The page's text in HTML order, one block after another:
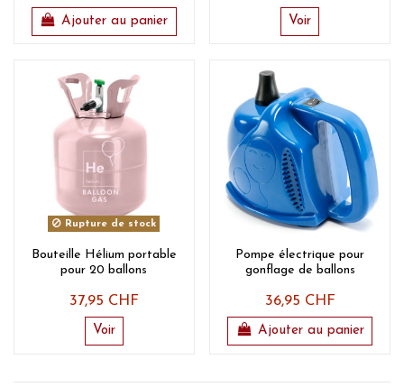
Ajouter au panier Voir
Rupture de stock
Bouteille Hélium portable
pour 20 ballons
37,95 CHF
Voir
Pompe électrique pour
gonflage de ballons
36,95 CHF
Ajouter au panier